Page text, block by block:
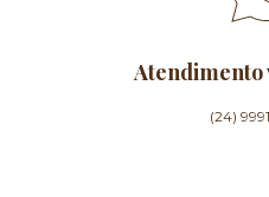
Atendimento
(24)